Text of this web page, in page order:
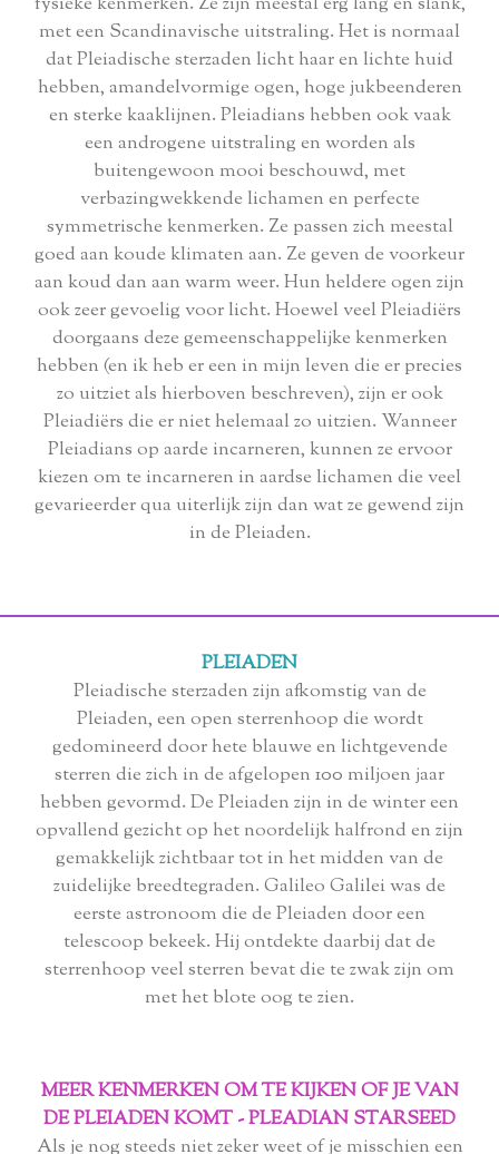
met een Scandinavische uitstraling. Het is normaal
dat Pleiadische sterzaden licht haar en lichte huid
hebben, amandelvormige ogen, hoge jukbeenderen
en sterke kaaklijnen. Pleiadians hebben ook vaak
een androgene uitstraling en worden als
buitengewoon mooi beschouwd, met
verbazingwekkende lichamen en perfecte
symmetrische kenmerken. Ze passen zich meestal
goed aan koude klimaten aan. Ze geven de voorkeur
aan koud dan aan warm weer. Hun heldere ogen zijn
ook zeer gevoelig voor licht. Hoewel veel Pleiadiërs
doorgaans deze gemeenschappelijke kenmerken
hebben (en ik heb er een in mijn leven die er precies
zo uitziet als hierboven beschreven), zijn er ook
Pleiadiërs die er niet helemaal zo uitzien. Wanneer
Pleiadians op aarde incarneren, kunnen ze ervoor
kiezen om te incarneren in aardse lichamen die veel
gevarieerder qua uiterlijk zijn dan wat ze gewend zijn
in de Pleiaden.
PLEIADEN
Pleiadische sterzaden zijn afkomstig van de
Pleiaden, een open sterrenhoop die wordt
gedomineerd door hete blauwe en lichtgevende
sterren die zich in de afgelopen 100 miljoen jaar
hebben gevormd. De Pleiaden zijn in de winter een
opvallend gezicht op het noordelijk halfrond en zijn
gemakkelijk zichtbaar tot in het midden van de
zuidelijke breedtegraden. Galileo Galilei was de
eerste astronoom die de Pleiaden door een
telescoop bekeek. Hij ontdekte daarbij dat de
sterrenhoop veel sterren bevat die te zwak zijn om
met het blote oog te zien.
MEER KENMERKEN OM TE KIJKEN OF JE VAN
DE PLEIADEN KOMT - PLEADIAN STARSEED
Als je nog steeds niet zeker weet of je misschien een